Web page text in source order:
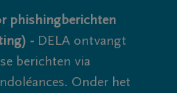
phishingberichten
- DELA ontvangt
berichten via
Onder het